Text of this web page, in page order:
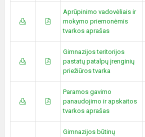
Aprūpinimo vadovėliais ir
mokymo priemonėmis
tvarkos aprašas
Gimnazijos teritorijos
pastatų patalpų įrenginių
priežiūros tvarka
Paramos gavimo
panaudojimo ir apskaitos
tvarkos aprašas
Gimnazijos būtinų